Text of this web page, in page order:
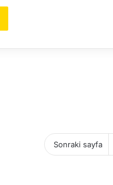
Sonraki sayfa